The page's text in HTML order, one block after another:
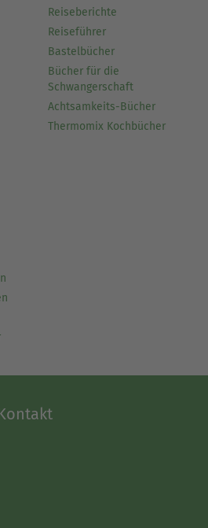
Reiseberichte
Reiseführer
Bastelbücher
Bücher für die
Schwangerschaft
Achtsamkeits-Bücher
Thermomix Kochbücher